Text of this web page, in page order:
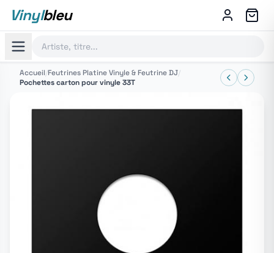
Vinylbleu
Accueil/Feutrines Platine Vinyle & Feutrine DJ/
Pochettes carton pour vinyle 33T